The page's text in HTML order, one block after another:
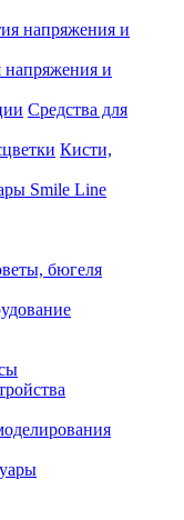
напряжения и
Средства для
Кисти,
Smile Line
бюгеля